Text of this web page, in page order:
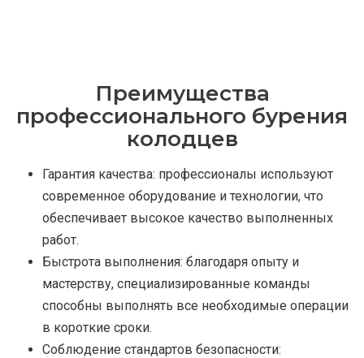
Преимущества
профессионального бурения
колодцев
Гарантия качества: профессионалы используют
современное оборудование и технологии, что
обеспечивает высокое качество выполненных
работ.
Быстрота выполнения: благодаря опыту и
мастерству, специализированные команды
способны выполнять все необходимые операции
в короткие сроки.
Соблюдение стандартов безопасности: